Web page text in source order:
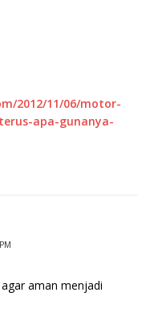
2012/11/06/motor-
apa-gunanya-
aman menjadi